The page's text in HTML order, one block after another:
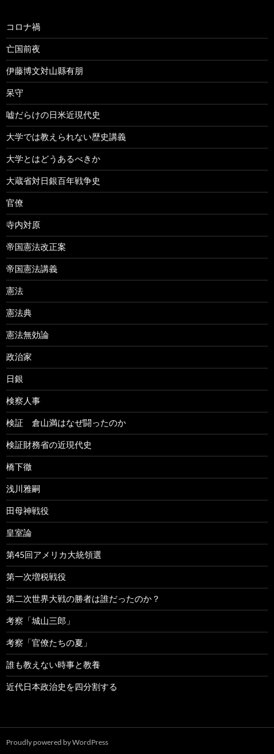
コロナ禍
亡国前夜
伊藤博文対山縣有朋
呆守
嘘だらけの日米近現代史
大学では教えられない歴史講義
大学とはどうあるべきか
大蔵省対日銀百年戦争史
官僚
寺内対原
帝国憲法改正案
帝国憲法講義
憲法
憲法典
憲法無効論
政治家
日銀
検察人事
検証 倉山満はなぜ闘ったのか
検証財務省の近現代史
橋下徹
浅川雅嗣
田母神戦役
皇室論
第45回アメリカ大統領選
第一次増税戦役
第二次世界大戦の勝者は誰だったのか？
考察「城山三郎」
考察「官僚たちの夏」
誰も教えない時事と教養
近代日本政治史を四分割する
Proudly powered by WordPress